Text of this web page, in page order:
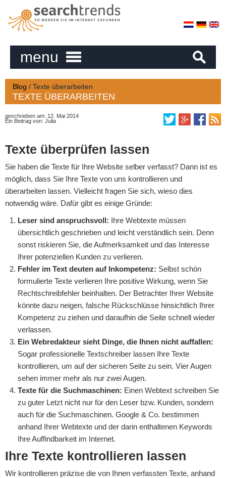
menu
Blog / Texte überarbeiten
TEXTE ÜBERARBEITEN
geschrieben am: 12. Mai 2014
Ein Beitrag von: Julia
Texte überprüfen lassen
Sie haben die Texte für Ihre Website selber verfasst? Dann ist es
möglich, dass Sie Ihre Texte von uns kontrollieren und
überarbeiten lassen. Vielleicht fragen Sie sich, wieso dies
notwendig wäre. Dafür gibt es einige Gründe:
Leser sind anspruchsvoll: Ihre Webtexte müssen
übersichtlich geschrieben und leicht verständlich sein. Denn
sonst riskieren Sie, die Aufmerksamkeit und das Interesse
Ihrer potenziellen Kunden zu verlieren.
Fehler im Text deuten auf Inkompetenz: Selbst schön
formulierte Texte verlieren Ihre positive Wirkung, wenn Sie
Rechtschreibfehler beinhalten. Der Betrachter Ihrer Website
könnte dazu neigen, falsche Rückschlüsse hinsichtlich Ihrer
Kompetenz zu ziehen und daraufhin die Seite schnell wieder
verlassen.
Ein Webredakteur sieht Dinge, die Ihnen nicht auffallen:
Sogar professionelle Textschreiber lassen Ihre Texte
kontrollieren, um auf der sicheren Seite zu sein. Vier Augen
sehen immer mehr als nur zwei Augen.
Texte für die Suchmaschinen: Einen Webtext schreiben Sie
zu guter Letzt nicht nur für den Leser bzw. Kunden, sondern
auch für die Suchmaschinen. Google & Co. bestimmen
anhand Ihrer Webtexte und der darin enthaltenen Keywords
Ihre Auffindbarkeit im Internet.
Ihre Texte kontrollieren lassen
Wir kontrollieren präzise die von Ihnen verfassten Texte, anhand